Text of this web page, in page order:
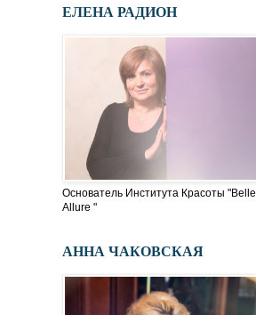
ЕЛЕНА РАДИОН
Основатель Института Красоты "Belle
Allure "
АННА ЧАКОВСКАЯ